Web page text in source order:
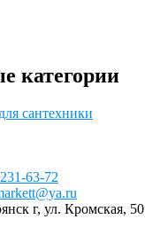
категории
сантехники
63-72
г, ул. Кромская, 50